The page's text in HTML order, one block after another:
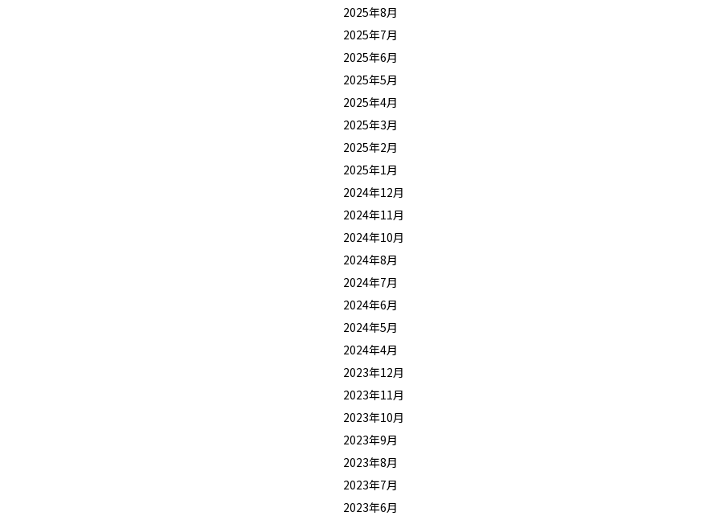
2025年8月
2025年7月
2025年6月
2025年5月
2025年4月
2025年3月
2025年2月
2025年1月
2024年12月
2024年11月
2024年10月
2024年8月
2024年7月
2024年6月
2024年5月
2024年4月
2023年12月
2023年11月
2023年10月
2023年9月
2023年8月
2023年7月
2023年6月